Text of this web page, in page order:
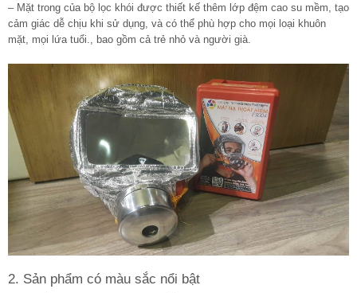
– Mặt trong của bộ lọc khói được thiết kế thêm lớp đệm cao su mềm, tạo
cảm giác dễ chịu khi sử dụng, và có thể phù hợp cho mọi loại khuôn
mặt, mọi lứa tuổi., bao gồm cả trẻ nhỏ và người già.
2. Sản phẩm có màu sắc nổi bật